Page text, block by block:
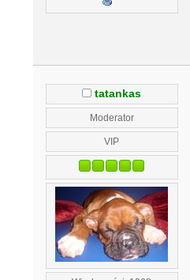
tatankas
Moderator
VIP